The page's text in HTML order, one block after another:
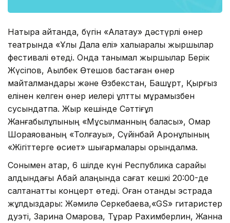
Нақтырақ айтқанда, бүгін «Алатау» дәстүрлі өнер
театрында «Ұлы Дала елі» халықаралық жыршылар
фестивалі өтеді. Онда танымал жыршылар Берік
Жүсіпов, Ақылбек Өтешов бастаған өнер
майталмандары және Өзбекстан, Башқұрт, Қырғыз
елінен келген өнер иелері ұлттық мұрамызбен
сусындатпақ. Жыр кешінде Сәттіғұл
Жанғабылұлының «Мұсылманның баласы», Омар
Шораяқованың «Толғауы», Сүйінбай Аронұлының
«Жігіттерге өсиет» шығармалары орындалмақ.
Сонымен қатар, 6 шілде күні Республика сарайы
алдындағы Абай алаңында сағат кешкі 20:00-де
салтанатты концерт өтеді. Оған отандық эстрада
жұлдыздары: Жәмилә Серкебаева,«GS» гитаристер
дуэті, Зарина Омарова, Тұрар Рахимберлин, Жанна